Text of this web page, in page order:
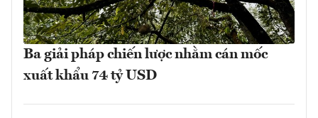
Ba giải pháp chiến lược nhằm cán mốc
xuất khẩu 74 tỷ USD